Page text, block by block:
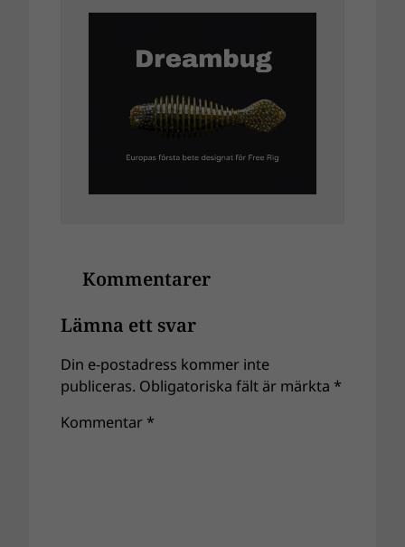
Kommentarer
Lämna ett svar
Din e-postadress kommer inte
publiceras. Obligatoriska fält är märkta *
Kommentar *